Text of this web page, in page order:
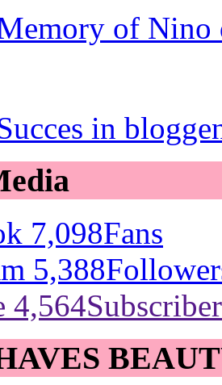
of Nino
in
7,098Fans
5,388
4,564Subscriber